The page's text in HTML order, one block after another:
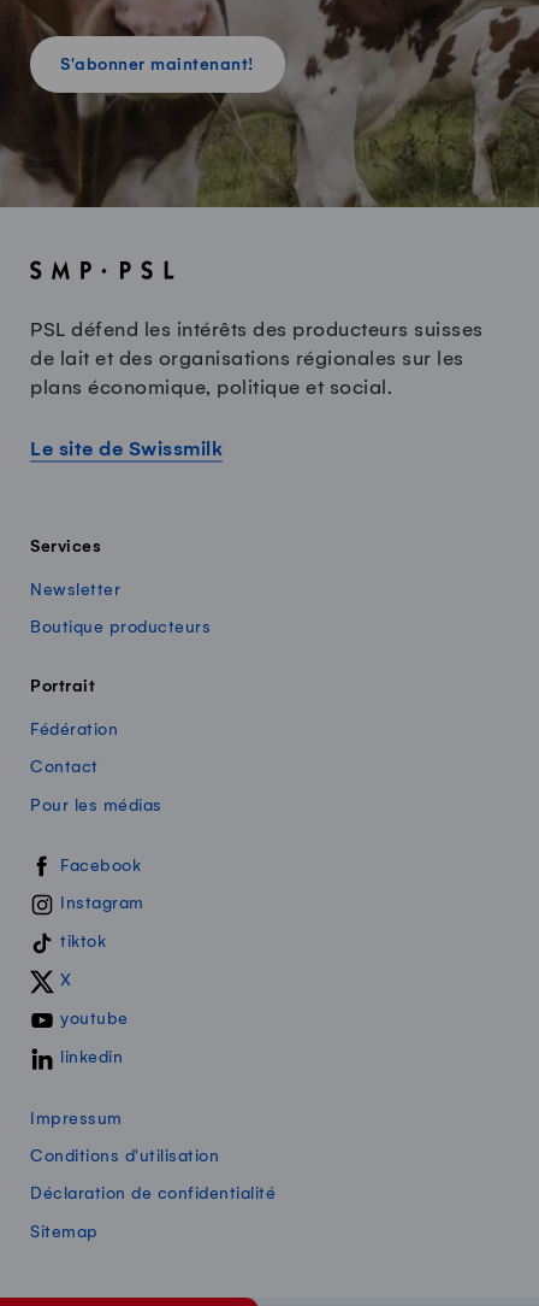
S'abonner maintenant!
PSL défend les intérêts des producteurs suisses
de lait et des organisations régionales sur les
plans économique, politique et social.
Le site de Swissmilk
Services
Newsletter
Boutique producteurs
Portrait
Fédération
Contact
Pour les médias
Swissmilk sur les réseaux sociaux
Facebook
Instagram
tiktok
X
youtube
linkedin
Impressum
Conditions d'utilisation
Déclaration de confidentialité
Sitemap